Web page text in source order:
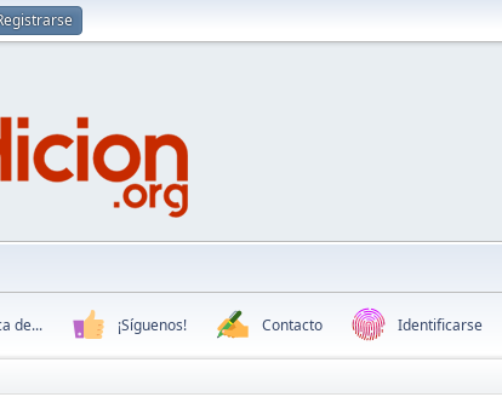
de... ¡Síguenos! Contacto Identificarse